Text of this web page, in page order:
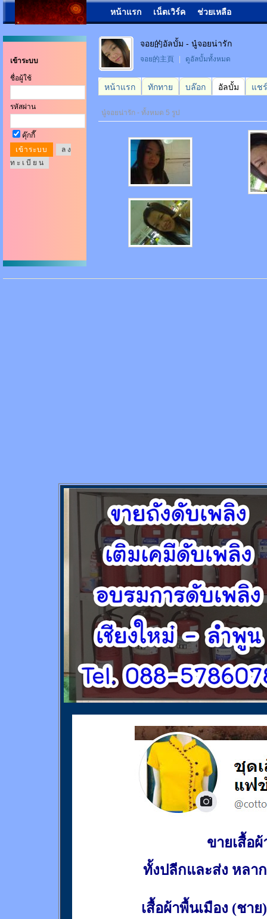
หน้าแรก เน็ตเวิร์ค ช่วยเหลือ
เข้าระบบ
ชื่อผู้ใช้
รหัสผ่าน
คุ๊กกี๊
ล ง
ท ะ เ บี ย น
จอย的อัลบั้ม - นู๋จอยน่ารัก
จอย的主頁 ดูอัลบั้มทั้งหมด
หน้าแรก ทักทาย บล๊อก อัลบั้ม แชร์
นู๋จอยน่ารัก - ทั้งหมด 5 รูป
ขายเสื้อผ้
ทั้งปลีกและส่ง หลา
เสื้อผ้าพื้นเมือง (ชาย)